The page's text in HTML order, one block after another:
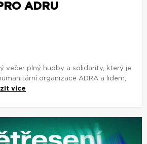
ADRU
večer plný hudby a solidarity, který je
organizace ADRA a lidem,
více